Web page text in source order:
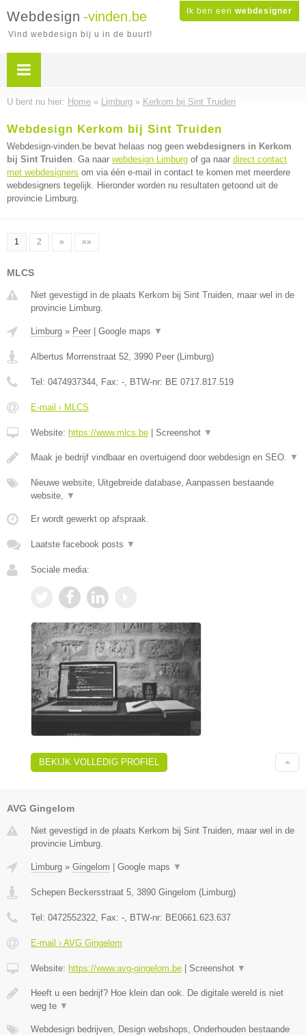
Ik ben een webdesigner
Webdesign -vinden.be
Vind webdesign bij u in de buurt!
U bent nu hier: Home » Limburg » Kerkom bij Sint Truiden
Webdesign Kerkom bij Sint Truiden
Webdesign-vinden.be bevat helaas nog geen webdesigners in Kerkom
bij Sint Truiden. Ga naar webdesign Limburg of ga naar direct contact
met webdesigners om via één e-mail in contact te komen met meerdere
webdesigners tegelijk. Hieronder worden nu resultaten getoond uit de
provincie Limburg.
1 2 » »»
MLCS
Niet gevestigd in de plaats Kerkom bij Sint Truiden, maar wel in de
provincie Limburg.
Limburg » Peer Google maps ▼
Albertus Morrenstraat 52, 3990 Peer (Limburg)
Tel: 0474937344, Fax: -, BTW-nr: BE 0717.817.519
E-mail › MLCS
Website: https://www.mlcs.be Screenshot ▼
Maak je bedrijf vindbaar en overtuigend door webdesign en SEO. ▼
Nieuwe website, Uitgebreide database, Aanpassen bestaande
website, ▼
Er wordt gewerkt op afspraak.
Laatste facebook posts ▼
Sociale media:
BEKIJK VOLLEDIG PROFIEL
AVG Gingelom
Niet gevestigd in de plaats Kerkom bij Sint Truiden, maar wel in de
provincie Limburg.
Limburg » Gingelom | Google maps ▼
Schepen Beckersstraat 5 3890 Gingelom (Limburg)
Tel: 0472552322 , Fax: - , BTW-nr: BE0661.623.637
E-mail › AVG Gingelom
Website: https://www.avg-gingelom.be | Screenshot ▼
Heeft u een bedrijf? Hoe klein dan ook. De digitale wereld is niet
weg te ▼
Webdesign bedrijven, Design webshops, Onderhouden bestaande